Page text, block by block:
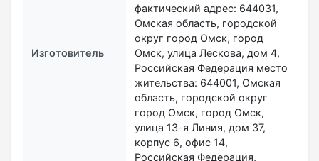
Изготовитель
фактический адрес: 644031,
Омская область, городской
округ город Омск, город
Омск, улица Лескова, дом 4,
Российская Федерация место
жительства: 644001, Омская
область, городской округ
город Омск, город Омск,
улица 13-я Линия, дом 37,
корпус 6, офис 14,
Российская Федерация,